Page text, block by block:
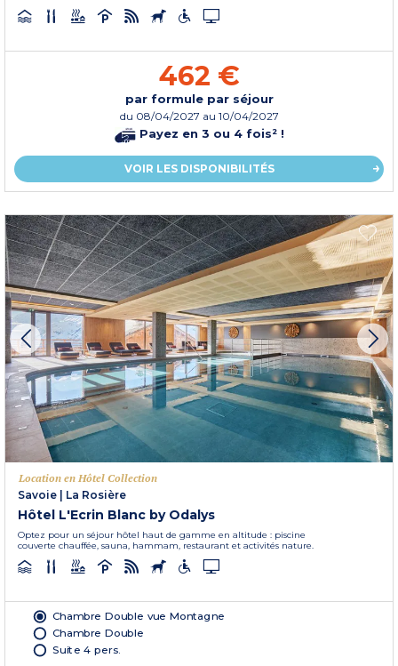
462 €
par formule par séjour
du 08/04/2027 au 10/04/2027
Payez en 3 ou 4 fois² !
VOIR LES DISPONIBILITÉS
Location en Hôtel Collection
Savoie
La Rosière
Hôtel L'Ecrin Blanc by Odalys
Optez pour un séjour hôtel haut de gamme en altitude : piscine
couverte chauffée, sauna, hammam, restaurant et activités nature.
Chambre Double vue Montagne
Chambre Double
Suite 4 pers.